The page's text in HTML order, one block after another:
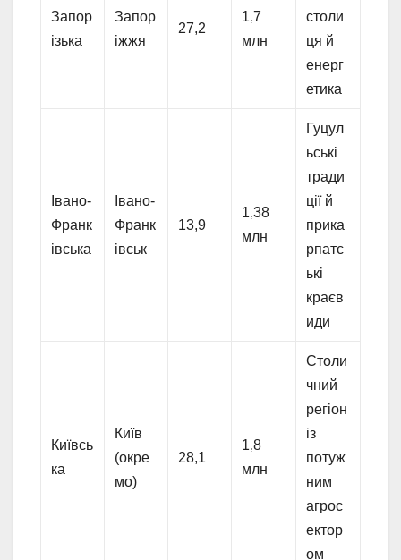
Запор
ізька
Запор
іжжя
27,2
1,7
млн
столи
ця й
енерг
етика
Івано-
Франк
івська
Івано-
Франк
івськ
13,9
1,38
млн
Гуцул
ьські
тради
ції й
прика
рпатс
ькі
краєв
иди
Київсь
ка
Київ
(окре
мо)
28,1
1,8
млн
Столи
чний
регіон
із
потуж
ним
агрос
ектор
ом